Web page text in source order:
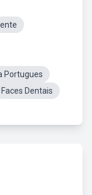
Portugues
Faces Dentais